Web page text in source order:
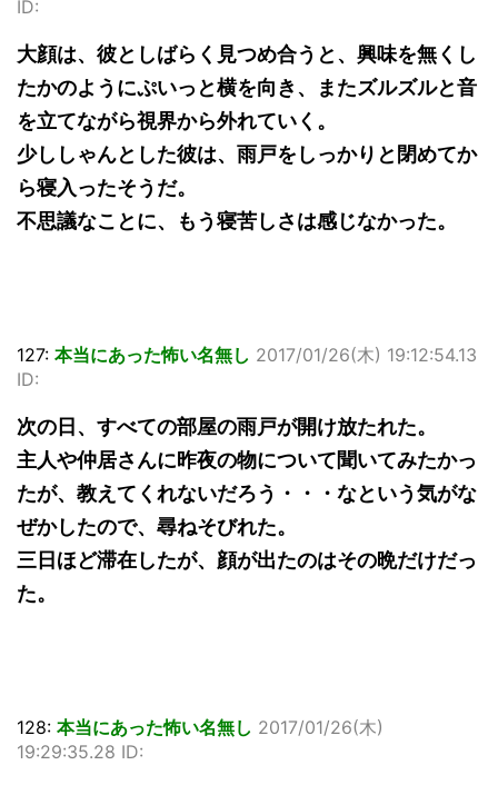
ID:
大顔は、彼としばらく見つめ合うと、興味を無くし
たかのようにぷいっと横を向き、またズルズルと音
を立てながら視界から外れていく。
少ししゃんとした彼は、雨戸をしっかりと閉めてか
ら寝入ったそうだ。
不思議なことに、もう寝苦しさは感じなかった。
127: 本当にあった怖い名無し 2017/01/26(木) 19:12:54.13
ID:
次の日、すべての部屋の雨戸が開け放たれた。
主人や仲居さんに昨夜の物について聞いてみたかっ
たが、教えてくれないだろう・・・なという気がな
ぜかしたので、尋ねそびれた。
三日ほど滞在したが、顔が出たのはその晩だけだっ
た。
128: 本当にあった怖い名無し 2017/01/26(木)
19:29:35.28 ID: